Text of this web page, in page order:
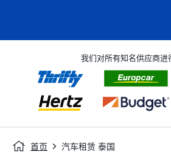
我们对所有知名供应商进
首页 汽车租赁 泰国